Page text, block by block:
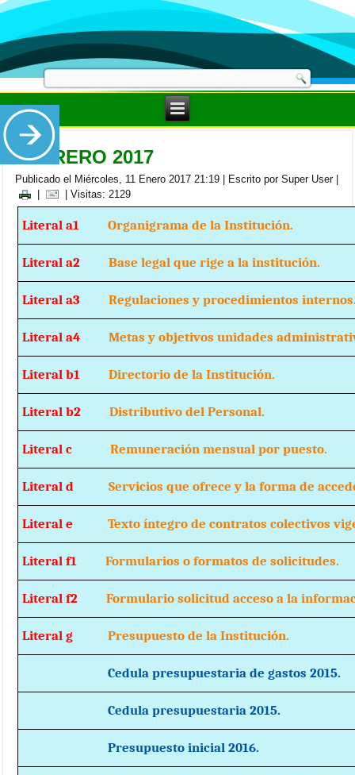
FEBRERO 2017
Publicado el Miércoles, 11 Enero 2017 21:19 Escrito por Super User|
| Visitas: 2129
Literal a1 Organigrama de la Institución.
Literal a2 Base legal que rige a la institución.
Literal a3 Regulaciones y procedimientos
Literal a4 Metas y objetivos unidades
Literal b1 Directorio de la Institución.
Literal b2 Distributivo del Personal.
Literal c Remuneración mensual por puesto.
Literal d Servicios que ofrece y la forma de
Literal e Texto íntegro de contratos colectivos
Literal f1 Formularios o formatos de solicitudes.
Literal f2 Formulario solicitud acceso a la
Literal g Presupuesto de la Institución.
Cedula presupuestaria de gastos
Cedula presupuestaria 2015.
Presupuesto inicial 2016.